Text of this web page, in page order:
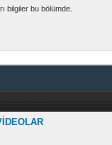
bilgiler bu bölümde.